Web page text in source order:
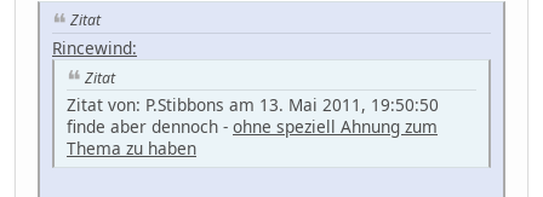
Zitat
Rincewind:
Zitat
Zitat von: P.Stibbons am 13. Mai 2011, 19:50:50
finde aber dennoch - ohne speziell Ahnung zum
Thema zu haben